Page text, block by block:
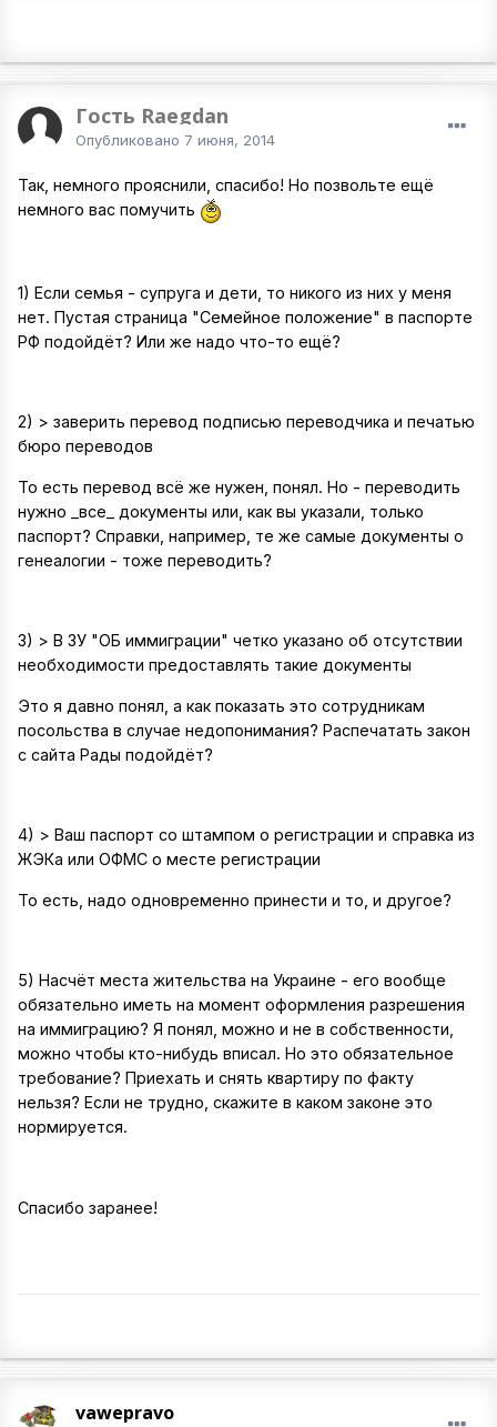
Гость Raegdan
Опубликовано 7 июня, 2014
Так, немного прояснили, спасибо! Но позвольте ещё
немного вас помучить
1) Если семья - супруга и дети, то никого из них у меня
нет. Пустая страница "Семейное положение" в паспорте
РФ подойдёт? Или же надо что-то ещё?
2) > заверить перевод подписью переводчика и печатью
бюро переводов
То есть перевод всё же нужен, понял. Но - переводить
нужно _все_ документы или, как вы указали, только
паспорт? Справки, например, те же самые документы о
генеалогии - тоже переводить?
3) > В ЗУ "ОБ иммиграции" четко указано об отсутствии
необходимости предоставлять такие документы
Это я давно понял, а как показать это сотрудникам
посольства в случае недопонимания? Распечатать закон
с сайта Рады подойдёт?
4) > Ваш паспорт со штампом о регистрации и справка из
ЖЭКа или ОФМС о месте регистрации
То есть, надо одновременно принести и то, и другое?
5) Насчёт места жительства на Украине - его вообще
обязательно иметь на момент оформления разрешения
на иммиграцию? Я понял, можно и не в собственности,
можно чтобы кто-нибудь вписал. Но это обязательное
требование? Приехать и снять квартиру по факту
нельзя? Если не трудно, скажите в каком законе это
нормируется.
Спасибо заранее!
vawepravo